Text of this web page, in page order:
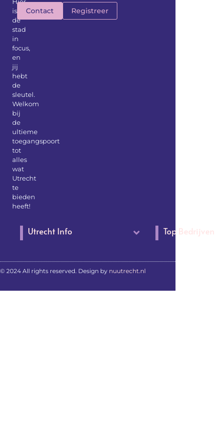
is
de
stad
in
focus,
en
jij
hebt
de
sleutel.
Welkom
bij
de
ultieme
toegangspoort
tot
alles
wat
Utrecht
te
bieden
heeft!
Contact Registreer
Utrecht Info Top Bedrijven
© 2024 All rights reserved. Design by nuutrecht.nl